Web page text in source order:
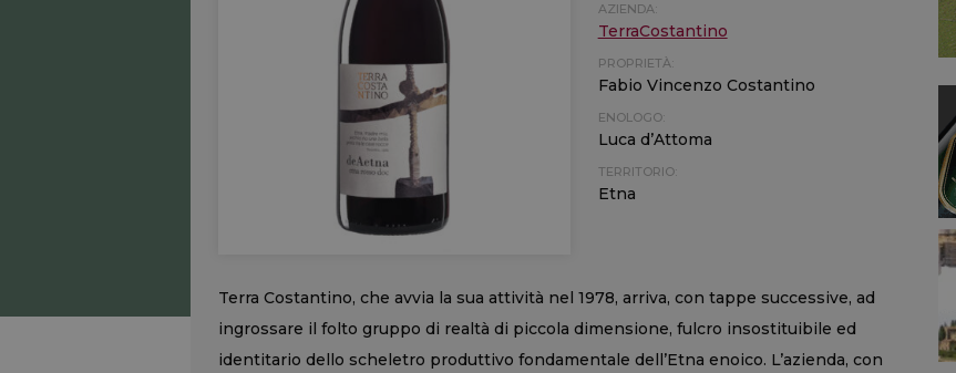
AZIENDA:
TerraCostantino
PROPRIETÀ:
Fabio Vincenzo Costantino
ENOLOGO:
Luca d’Attoma
TERRITORIO:
Etna
Terra Costantino, che avvia la sua attività nel 1978, arriva, con tappe successive, ad
ingrossare il folto gruppo di realtà di piccola dimensione, fulcro insostituibile ed
identitario dello scheletro produttivo fondamentale dell’Etna enoico. L’azienda, con